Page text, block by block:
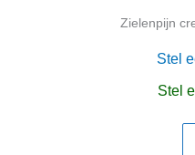
Zielenpijn
Stel
Stel